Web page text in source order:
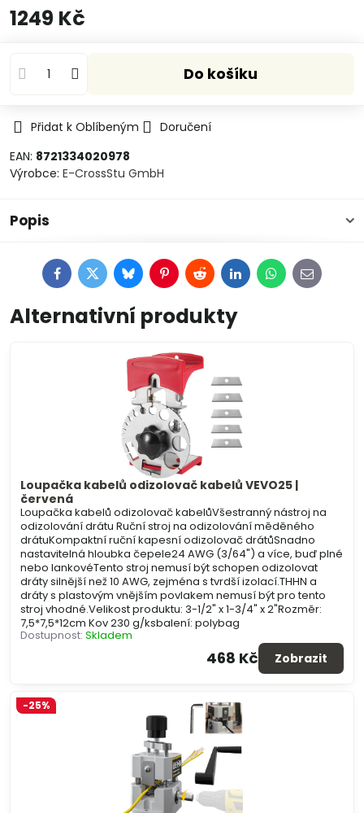
1249 Kč
Do košíku
Přidat k Oblíbeným
Doručení
EAN: 8721334020978
Výrobce: E-CrossStu GmbH​
Popis
FacebookTwitterBlueskyPinterestRedditLinkedInWhatsApp
E-
mail
Alternativní produkty
Loupačka kabelů odizolovač kabelů VEVO25 |
červená
Loupačka kabelů odizolovač kabelůVšestranný nástroj na
odizolování drátu Ruční stroj na odizolování měděného
drátuKompaktní ruční kapesní odizolovač drátůSnadno
nastavitelná hloubka čepele24 AWG (3/64") a více, buď plné
nebo lankovéTento stroj nemusí být schopen odizolovat
dráty silnější než 10 AWG, zejména s tvrdší izolací.THHN a
dráty s plastovým vnějším povlakem nemusí být pro tento
stroj vhodné.Velikost produktu: 3-1/2" x 1-3/4" x 2"Rozměr:
7,5*7,5*12cm Kov 230 g/ksbalení: polybag
Dostupnost: Skladem
468 Kč Zobrazit
-25%